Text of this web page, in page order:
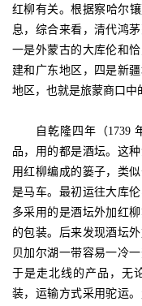
红柳有关。根据察哈尔
息，综合来看，清代鸿
一是外蒙古的大库伦和
建和广东地区，四是新
地区，也就是旅蒙商口中
自乾隆四年（1739 年
品，用的都是酒坛。这
用红柳编成的篓子，类
是马车。最初运往大库
多采用的是酒坛外加红
的包装。后来发现酒坛
贝加尔湖一带容易一冷
于是走北线的产品，无
装，运输方式采用驼运